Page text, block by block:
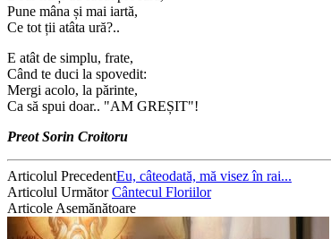
Pune mâna și mai iartă,
Ce tot ții atâta ură?..
E atât de simplu, frate,
Când te duci la spovedit:
Mergi acolo, la părinte,
Ca să spui doar.. "AM GREȘIT"!
Preot Sorin Croitoru
Articolul PrecedentEu, câteodată, mă visez în rai...
Articolul UrmătorCântecul Floriilor
Articole Asemănătoare